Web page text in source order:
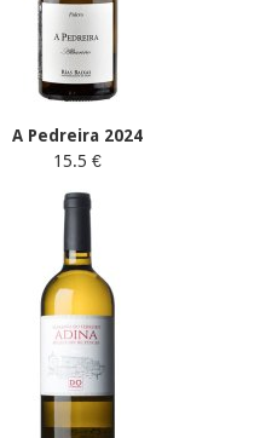
A Pedreira 2024
15.5 €